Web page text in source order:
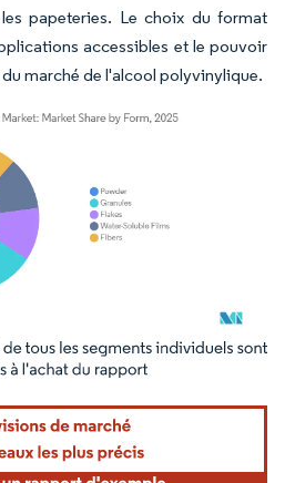
papeteries. Le choix du format
accessibles et le pouvoir
marché de l'alcool polyvinylique.
nécessite une attribution sous CC BY